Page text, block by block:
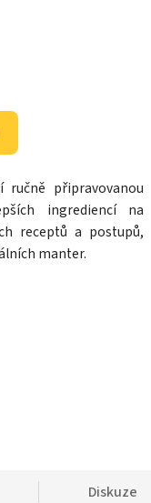
připravovanou
ingrediencí na
receptů a postupů,
manter.
Diskuze